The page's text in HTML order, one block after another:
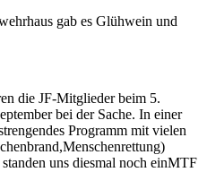
gab es Glühwein und
die JF-Mitglieder beim 5.
bei der Sache. In einer
Programm mit vielen
uns diesmal noch einMTF